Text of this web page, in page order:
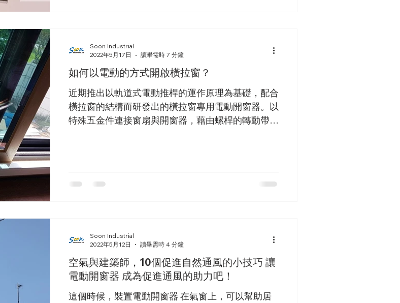
如何以電動的方式開啟橫拉窗？
近期推出以軌道式電動推桿的運作原理為基礎，配合
橫拉窗的結構而研發出的橫拉窗專用電動開窗器。以
特殊五金件連接窗扇與開窗器，藉由螺桿的轉動帶動
Soon Industrial
2022年5月17日
讀畢需時 7 分鐘
空氣與建築師，10個促進自然通風的小技巧 讓
電動開窗器 成為促進通風的助力吧！
這個時候，裝置電動開窗器 在氣窗上，可以幫助居
Soon Industrial
2022年5月12日
讀畢需時 4 分鐘